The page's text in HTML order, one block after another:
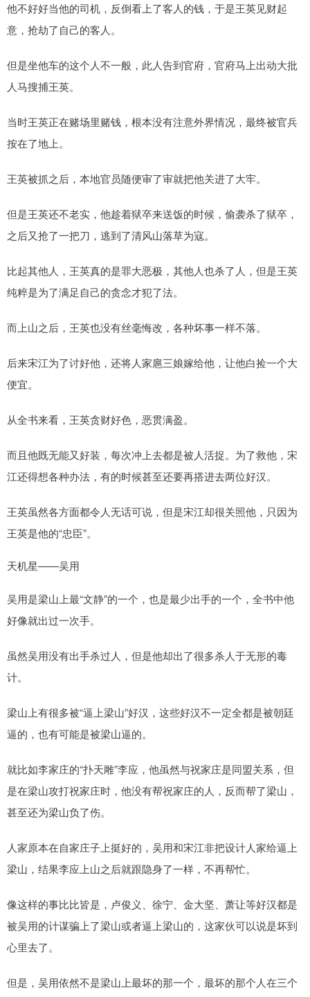
他不好好当他的司机，反倒看上了客人的钱，于是王英见财起
意，抢劫了自己的客人。
但是坐他车的这个人不一般，此人告到官府，官府马上出动大批
人马搜捕王英。
当时王英正在赌场里赌钱，根本没有注意外界情况，最终被官兵
按在了地上。
王英被抓之后，本地官员随便审了审就把他关进了大牢。
但是王英还不老实，他趁着狱卒来送饭的时候，偷袭杀了狱卒，
之后又抢了一把刀，逃到了清风山落草为寇。
比起其他人，王英真的是罪大恶极，其他人也杀了人，但是王英
纯粹是为了满足自己的贪念才犯了法。
而上山之后，王英也没有丝毫悔改，各种坏事一样不落。
后来宋江为了讨好他，还将人家扈三娘嫁给他，让他白捡一个大
便宜。
从全书来看，王英贪财好色，恶贯满盈。
而且他既无能又好装，每次冲上去都是被人活捉。为了救他，宋
江还得想各种办法，有的时候甚至还要再搭进去两位好汉。
王英虽然各方面都令人无话可说，但是宋江却很关照他，只因为
王英是他的“忠臣”。
天机星——吴用
吴用是梁山上最“文静”的一个，也是最少出手的一个，全书中他
好像就出过一次手。
虽然吴用没有出手杀过人，但是他却出了很多杀人于无形的毒
计。
梁山上有很多被“逼上梁山”好汉，这些好汉不一定全都是被朝廷
逼的，也有可能是被梁山逼的。
就比如李家庄的“扑天雕”李应，他虽然与祝家庄是同盟关系，但
是在梁山攻打祝家庄时，他没有帮祝家庄的人，反而帮了梁山，
甚至还为梁山负了伤。
人家原本在自家庄子上挺好的，吴用和宋江非把设计人家给逼上
梁山，结果李应上山之后就跟隐身了一样，不再帮忙。
像这样的事比比皆是，卢俊义、徐宁、金大坚、萧让等好汉都是
被吴用的计谋骗上了梁山或者逼上梁山的，这家伙可以说是坏到
心里去了。
但是，吴用依然不是梁山上最坏的那一个，最坏的那个人在三个